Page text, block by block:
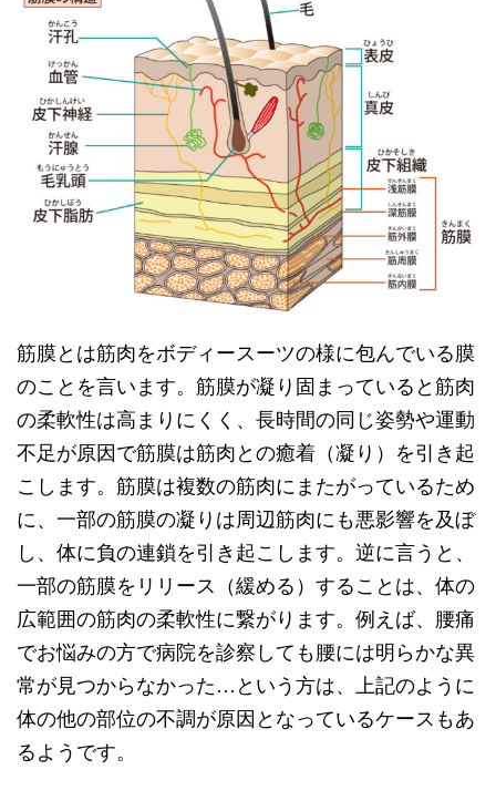
筋膜とは筋肉をボディースーツの様に包んでいる膜
のことを言います。筋膜が凝り固まっていると筋肉
の柔軟性は高まりにくく、長時間の同じ姿勢や運動
不足が原因で筋膜は筋肉との癒着（凝り）を引き起
こします。筋膜は複数の筋肉にまたがっているため
に、一部の筋膜の凝りは周辺筋肉にも悪影響を及ぼ
し、体に負の連鎖を引き起こします。逆に言うと、
一部の筋膜をリリース（緩める）することは、体の
広範囲の筋肉の柔軟性に繋がります。例えば、腰痛
でお悩みの方で病院を診察しても腰には明らかな異
常が見つからなかった…という方は、上記のように
体の他の部位の不調が原因となっているケースもあ
るようです。